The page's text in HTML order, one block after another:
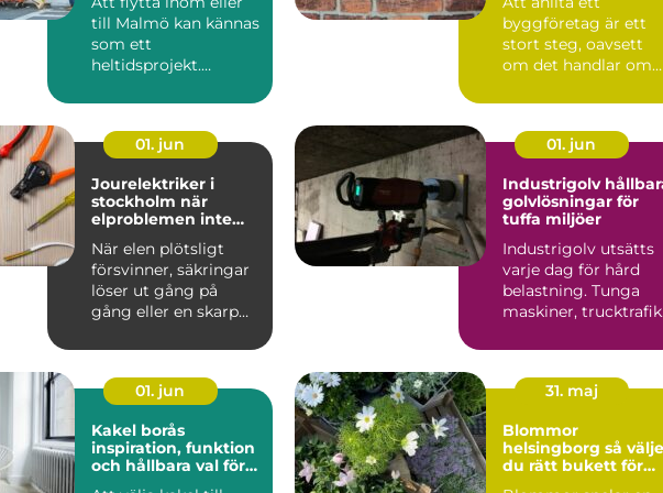
till Malmö kan kännas
som ett
heltidsprojekt.
möbler, hissbok...
byggföretag är ett
stort steg, oavsett
om det handlar om
eller e...
01. jun
Jourelektriker i
stockholm när
elproblemen inte
När elen plötsligt
försvinner, säkringar
löser ut gång på
gång eller en skarp
sig...
01. jun
Industrigolv hållbara
golvlösningar för
tuffa miljöer
Industrigolv utsätts
varje dag för hård
belastning. Tunga
maskiner,
01. jun
Kakel borås
inspiration, funktion
och hållbara val för
31. maj
Blommor
helsingborg så väljer
du rätt bukett för